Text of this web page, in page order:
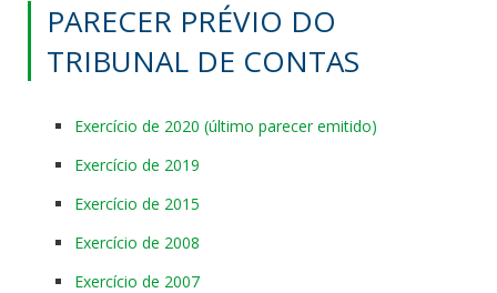
PARECER PRÉVIO DO
TRIBUNAL DE CONTAS
Exercício de 2020 (último parecer emitido)
Exercício de 2019
Exercício de 2015
Exercício de 2008
Exercício de 2007